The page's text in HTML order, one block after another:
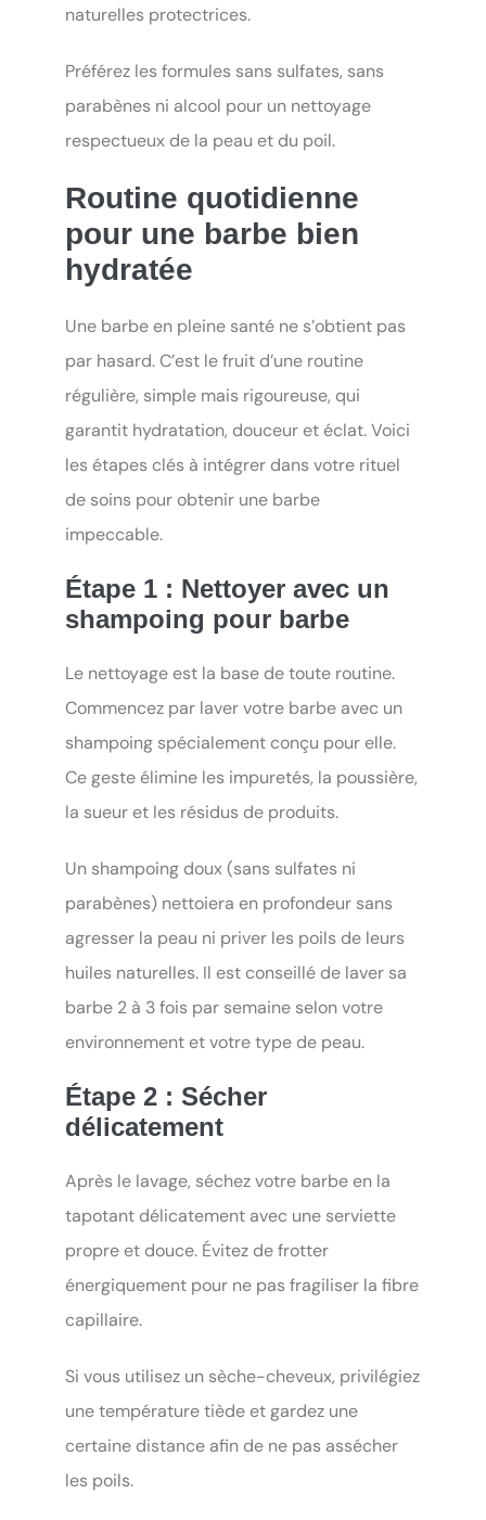
naturelles protectrices.
Préférez les formules sans sulfates, sans
parabènes ni alcool pour un nettoyage
respectueux de la peau et du poil.
Routine quotidienne
pour une barbe bien
hydratée
Une barbe en pleine santé ne s’obtient pas
par hasard. C’est le fruit d’une routine
régulière, simple mais rigoureuse, qui
garantit hydratation, douceur et éclat. Voici
les étapes clés à intégrer dans votre rituel
de soins pour obtenir une barbe
impeccable.
Étape 1 : Nettoyer avec un
shampoing pour barbe
Le nettoyage est la base de toute routine.
Commencez par laver votre barbe avec un
shampoing spécialement conçu pour elle.
Ce geste élimine les impuretés, la poussière,
la sueur et les résidus de produits.
Un shampoing doux (sans sulfates ni
parabènes) nettoiera en profondeur sans
agresser la peau ni priver les poils de leurs
huiles naturelles. Il est conseillé de laver sa
barbe 2 à 3 fois par semaine selon votre
environnement et votre type de peau.
Étape 2 : Sécher
délicatement
Après le lavage, séchez votre barbe en la
tapotant délicatement avec une serviette
propre et douce. Évitez de frotter
énergiquement pour ne pas fragiliser la fibre
capillaire.
Si vous utilisez un sèche-cheveux, privilégiez
une température tiède et gardez une
certaine distance afin de ne pas assécher
les poils.